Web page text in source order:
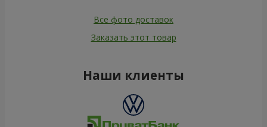
Все фото доставок
Заказать этот товар
Наши клиенты